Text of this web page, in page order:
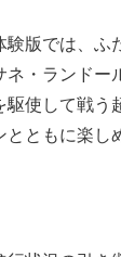
版では、ふ
ネ・ランドー
駆使して戦う
ともに楽し